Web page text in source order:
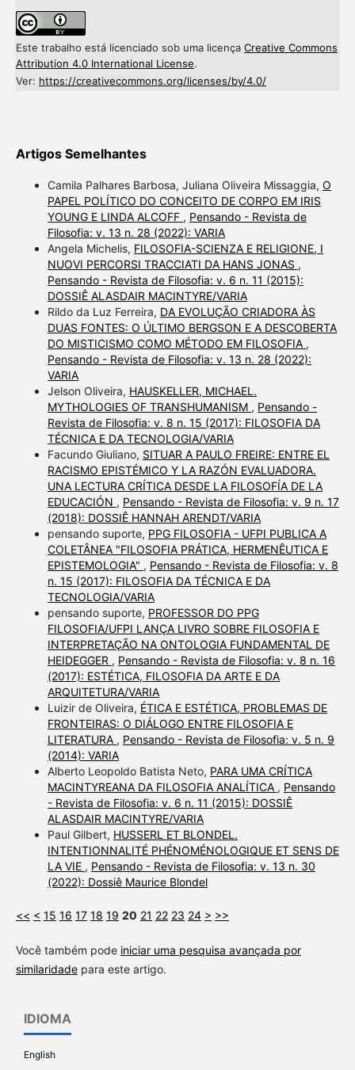
Este trabalho está licenciado sob uma licença Creative Commons
Attribution 4.0 International License.
Ver: https://creativecommons.org/licenses/by/4.0/
Artigos Semelhantes
Camila Palhares Barbosa, Juliana Oliveira Missaggia, O
PAPEL POLÍTICO DO CONCEITO DE CORPO EM IRIS
YOUNG E LINDA ALCOFF , Pensando - Revista de
Filosofia: v. 13 n. 28 (2022): VARIA
Angela Michelis, FILOSOFIA-SCIENZA E RELIGIONE, I
NUOVI PERCORSI TRACCIATI DA HANS JONAS ,
Pensando - Revista de Filosofia: v. 6 n. 11 (2015):
DOSSIÊ ALASDAIR MACINTYRE/VARIA
Rildo da Luz Ferreira, DA EVOLUÇÃO CRIADORA ÀS
DUAS FONTES: O ÚLTIMO BERGSON E A DESCOBERTA
DO MISTICISMO COMO MÉTODO EM FILOSOFIA ,
Pensando - Revista de Filosofia: v. 13 n. 28 (2022):
VARIA
Jelson Oliveira, HAUSKELLER, MICHAEL.
MYTHOLOGIES OF TRANSHUMANISM , Pensando -
Revista de Filosofia: v. 8 n. 15 (2017): FILOSOFIA DA
TÉCNICA E DA TECNOLOGIA/VARIA
Facundo Giuliano, SITUAR A PAULO FREIRE: ENTRE EL
RACISMO EPISTÉMICO Y LA RAZÓN EVALUADORA.
UNA LECTURA CRÍTICA DESDE LA FILOSOFÍA DE LA
EDUCACIÓN , Pensando - Revista de Filosofia: v. 9 n. 17
(2018): DOSSIÊ HANNAH ARENDT/VARIA
pensando suporte, PPG FILOSOFIA - UFPI PUBLICA A
COLETÂNEA "FILOSOFIA PRÁTICA, HERMENÊUTICA E
EPISTEMOLOGIA" , Pensando - Revista de Filosofia: v. 8
n. 15 (2017): FILOSOFIA DA TÉCNICA E DA
TECNOLOGIA/VARIA
pensando suporte, PROFESSOR DO PPG
FILOSOFIA/UFPI LANÇA LIVRO SOBRE FILOSOFIA E
INTERPRETAÇÃO NA ONTOLOGIA FUNDAMENTAL DE
HEIDEGGER , Pensando - Revista de Filosofia: v. 8 n. 16
(2017): ESTÉTICA, FILOSOFIA DA ARTE E DA
ARQUITETURA/VARIA
Luizir de Oliveira, ÉTICA E ESTÉTICA, PROBLEMAS DE
FRONTEIRAS: O DIÁLOGO ENTRE FILOSOFIA E
LITERATURA , Pensando - Revista de Filosofia: v. 5 n. 9
(2014): VARIA
Alberto Leopoldo Batista Neto, PARA UMA CRÍTICA
MACINTYREANA DA FILOSOFIA ANALÍTICA , Pensando
- Revista de Filosofia: v. 6 n. 11 (2015): DOSSIÊ
ALASDAIR MACINTYRE/VARIA
Paul Gilbert, HUSSERL ET BLONDEL.
INTENTIONNALITÉ PHÉNOMÉNOLOGIQUE ET SENS DE
LA VIE , Pensando - Revista de Filosofia: v. 13 n. 30
(2022): Dossiê Maurice Blondel
<< < 15 16 17 18 19 20 21 22 23 24 > >>
Você também pode iniciar uma pesquisa avançada por
similaridadepara este artigo.
IDIOMA
English